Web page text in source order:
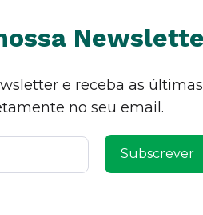
e receba as últimas
no seu email.